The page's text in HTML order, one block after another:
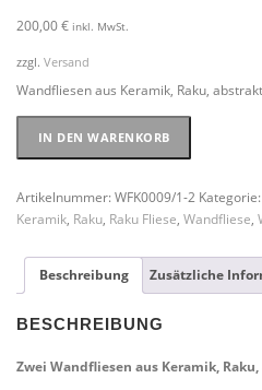
200,00€ inkl. MwSt.
zzgl. Versand
Wandfliesen aus Keramik, Raku, abstrakt
Wandfliesen,
Raku,
Unikate
IN DEN WARENKORB
Artikelnummer:WFK0009/1-2 Kategorie:
Keramik, Raku, Raku Fliese, Wandfliese,
Beschreibung Zusätzliche
BESCHREIBUNG
Zwei Wandfliesen aus Keramik,